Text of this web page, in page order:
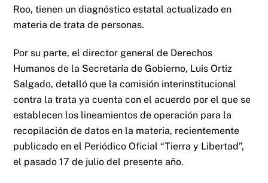
Roo, tienen un diagnóstico estatal actualizado en
materia de trata de personas.
Por su parte, el director general de Derechos
Humanos de la Secretaría de Gobierno, Luis Ortiz
Salgado, detalló que la comisión interinstitucional
contra la trata ya cuenta con el acuerdo por el que se
establecen los lineamientos de operación para la
recopilación de datos en la materia, recientemente
publicado en el Periódico Oficial “Tierra y Libertad”,
el pasado 17 de julio del presente año.